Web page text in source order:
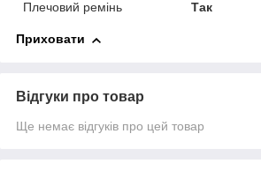
Плечовий ремінь
Так
Приховати
Відгуки про товар
Ще немає відгуків про цей товар